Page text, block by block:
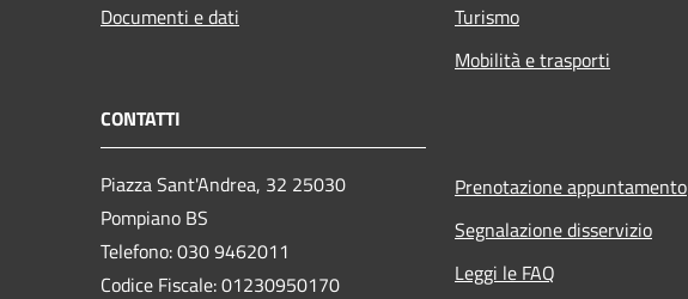
Documenti e dati
Turismo
Mobilità e trasporti
CONTATTI
Piazza Sant'Andrea, 32 25030
Pompiano BS
Telefono: 030 9462011
Codice Fiscale: 01230950170
Prenotazione appuntamento
Segnalazione disservizio
Leggi le FAQ